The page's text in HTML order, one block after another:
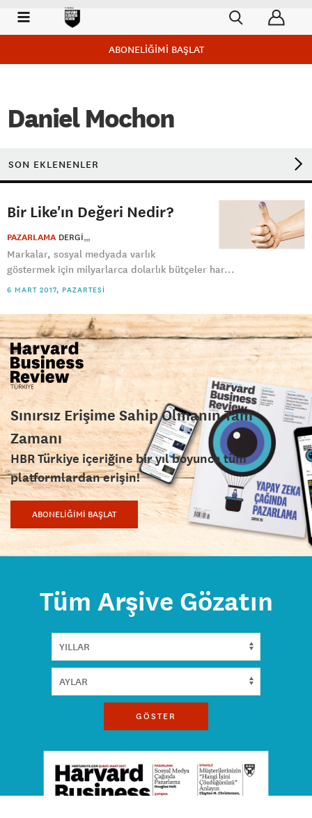
ABONELİĞİMİ BAŞLAT
Daniel Mochon
SON EKLENENLER
Bir Like'ın Değeri Nedir?
PAZARLAMA DERGI
Markalar, sosyal medyada varlık
göstermek için milyarlarca dolarlık bütçeler har...
6 MART 2017, PAZARTESI
Sınırsız Erişime Sahip Olmanın Tam
Zamanı
HBR Türkiye içeriğine bir yıl boyunca tüm
platformlardan erişin!
ABONELİĞİMİ BAŞLAT
Tüm Arşive Gözatın
GÖSTER